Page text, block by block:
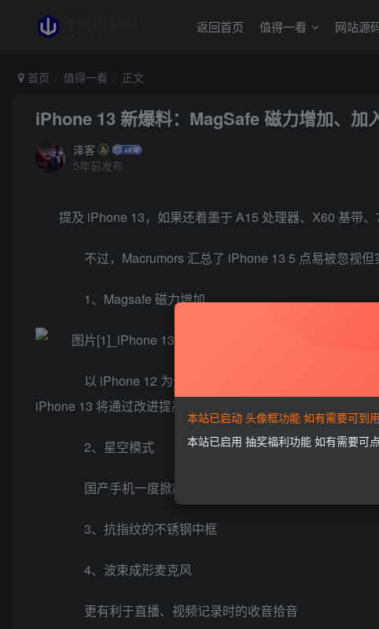
返回首页 值得一看 网站源
首页 值得一看 正文
iPhone 13 新爆料：MagSafe 磁力增加、加
泽客
5年前发布
提及 iPhone 13，如果还着墨于 A15 处理器、X60 基带
不过，Macrumors 汇总了 iPhone 13 5 点易被忽视但
1、Magsafe 磁力增加
以 iPhone 12 为开端，Magsafe 生态悄然铺开，支持
iPhone 13 将通过改进提高磁力，使得吸附贴合更牢固。
2、星空模式
国产手机一度掀起的「拍星星月亮」之争，iPhone 13
3、抗指纹的不锈钢中框
4、波束成形麦克风
更有利于直播、视频记录时的收音拾音
本站已启动 头像框功能 如有需要可到
本站已启用 抽奖福利功能 如有需要可